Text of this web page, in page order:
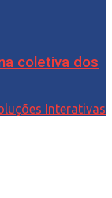
coletiva dos
Interativas